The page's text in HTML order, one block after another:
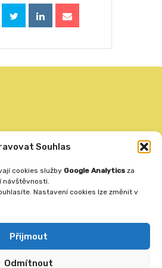
Souhlas
cookies služby Google Analytics za
návštěvnosti.
Nastavení cookies lze změnit v
Přijmout
Odmítnout
24dabpx
360